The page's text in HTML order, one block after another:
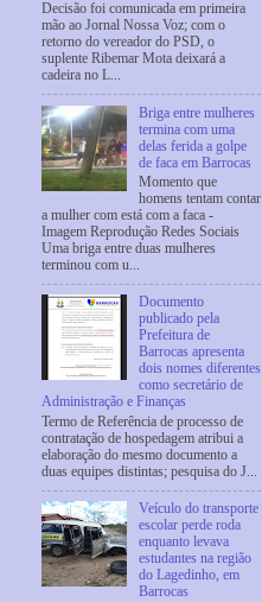
Decisão foi comunicada em primeira
mão ao Jornal Nossa Voz; com o
retorno do vereador do PSD, o
suplente Ribemar Mota deixará a
cadeira no L...
Briga entre mulheres
termina com uma
delas ferida a golpe
de faca em Barrocas
Momento que
homens tentam contar
a mulher com está com a faca -
Imagem Reprodução Redes Sociais
Uma briga entre duas mulheres
terminou com u...
Documento
publicado pela
Prefeitura de
Barrocas apresenta
dois nomes diferentes
como secretário de
Administração e Finanças
Termo de Referência de processo de
contratação de hospedagem atribui a
elaboração do mesmo documento a
duas equipes distintas; pesquisa do J...
Veículo do transporte
escolar perde roda
enquanto levava
estudantes na região
do Lagedinho, em
Barrocas